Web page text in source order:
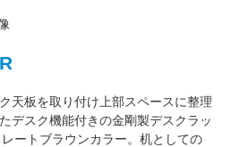
天板を取り付け上部スペースに整理
デスク機能付きの金剛製デスクラッ
ートブラウンカラー。 机としての